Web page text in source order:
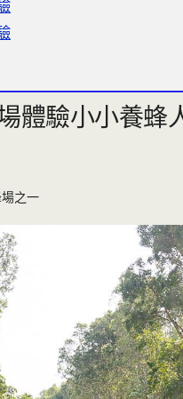
體驗小小養蜂
之一